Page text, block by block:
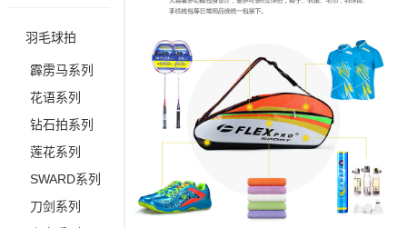
羽毛球拍
霹雳马系列
花语系列
钻石拍系列
莲花系列
SWARD系列
刀剑系列